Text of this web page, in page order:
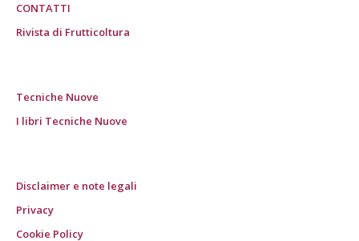
CONTATTI
Rivista di Frutticoltura
Tecniche Nuove
I libri Tecniche Nuove
Disclaimer e note legali
Privacy
Cookie Policy